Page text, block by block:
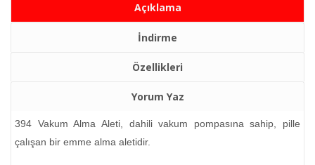
Açıklama
İndirme
Özellikleri
Yorum Yaz
394 Vakum Alma Aleti, dahili vakum pompasına sahip, pille
çalışan bir emme alma aletidir.